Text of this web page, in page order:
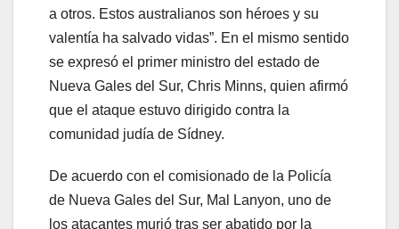
a otros. Estos australianos son héroes y su
valentía ha salvado vidas”. En el mismo sentido
se expresó el primer ministro del estado de
Nueva Gales del Sur, Chris Minns, quien afirmó
que el ataque estuvo dirigido contra la
comunidad judía de Sídney.
De acuerdo con el comisionado de la Policía
de Nueva Gales del Sur, Mal Lanyon, uno de
los atacantes murió tras ser abatido por la